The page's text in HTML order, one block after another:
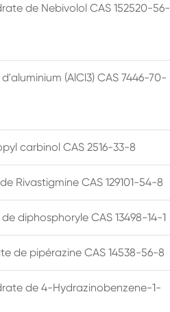
de Nebivolol CAS 152520-56-
(AlCl3) CAS 7446-70-
carbinol CAS 2516-33-8
Rivastigmine CAS 129101-54-8
diphosphoryle CAS 13498-14-1
de pipérazine CAS 14538-56-8
de 4-Hydrazinobenzene-1-